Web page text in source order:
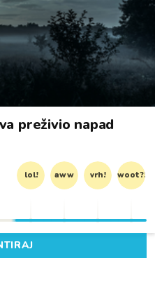
preživio napad
lol! aww vrh! woot?!